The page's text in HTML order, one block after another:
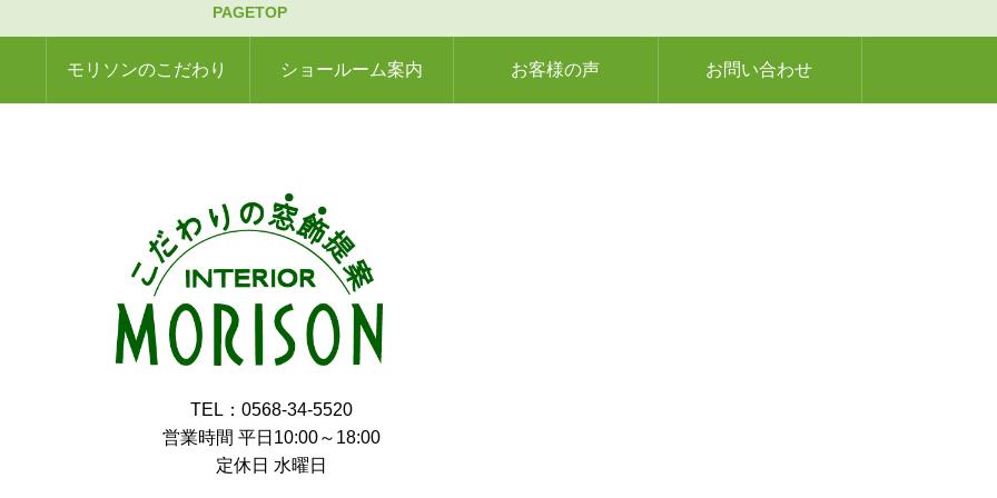
PAGETOP
モリソンのこだわり ショールーム案内 お客様の声 お問い合わせ
TEL：0568-34-5520
営業時間 平日10:00～18:00
定休日 水曜日